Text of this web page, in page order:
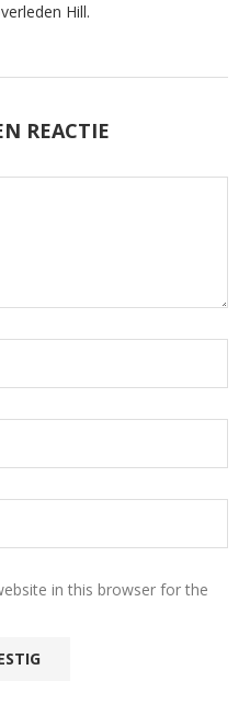
Hill.
REACTIE
in this browser for the